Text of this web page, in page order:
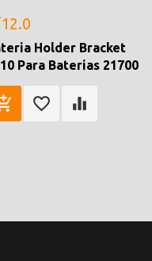
Holder Bracket
Para Baterias 21700